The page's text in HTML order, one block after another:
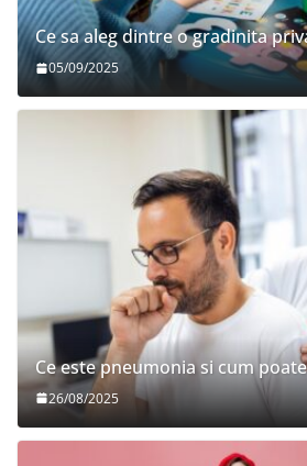
Ce sa aleg dintre o gradinita
05/09/2025
Ce este pneumonia si cum
26/08/2025